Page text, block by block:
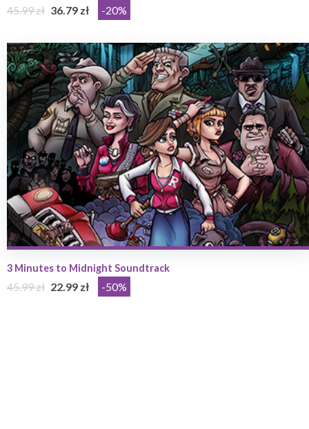
45.99 zł 36.79 zł -20%
3 Minutes to Midnight Soundtrack
45.99 zł 22.99 zł -50%